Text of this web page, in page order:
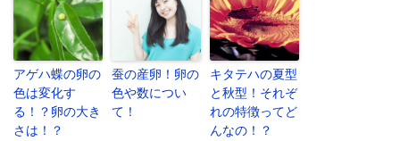
アゲハ蝶の卵の
色は変化す
る！？卵の大き
さは！？
蚕の産卵！卵の
色や数につい
て！
キタテハの夏型
と秋型！それぞ
れの特徴ってど
んなの！？